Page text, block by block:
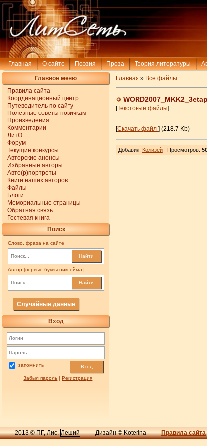
Главная О сайте Поэзия Проза Теория литературы
Главное меню
Правила сайта
Координационный центр
Путеводитель по сайту
Полезные советы новичкам
Произведения
Комментарии
ЛитО
Форум
Текущие конкурсы
Авторские анонсы
Избранные авторы
Авто(р)портреты
Книги наших авторов
Файлы
Блоги
Мемориальные страницы
Обратная связь
Гостевая книга
Поиск
Слово, фраза на сайте
Найти
Автор [первые буквы никнейма]
Найти
Случайные данные
Вход
запомнить Вход
Забыл пароль |Регистрация
Главная » Все файлы
[Текстовые файлы]
[Скачать файл ] (218.7 Kb)
Добавил: Колизей| Просмотров:
2013 © ПГ, Лис,Леший Дизайн © Koterina Правила сайта